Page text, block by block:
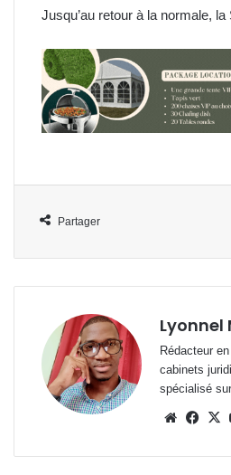
Jusqu’au retour à la normale,
Partager
Lyonnel
Rédacteur
cabinets
spécialisé
Website